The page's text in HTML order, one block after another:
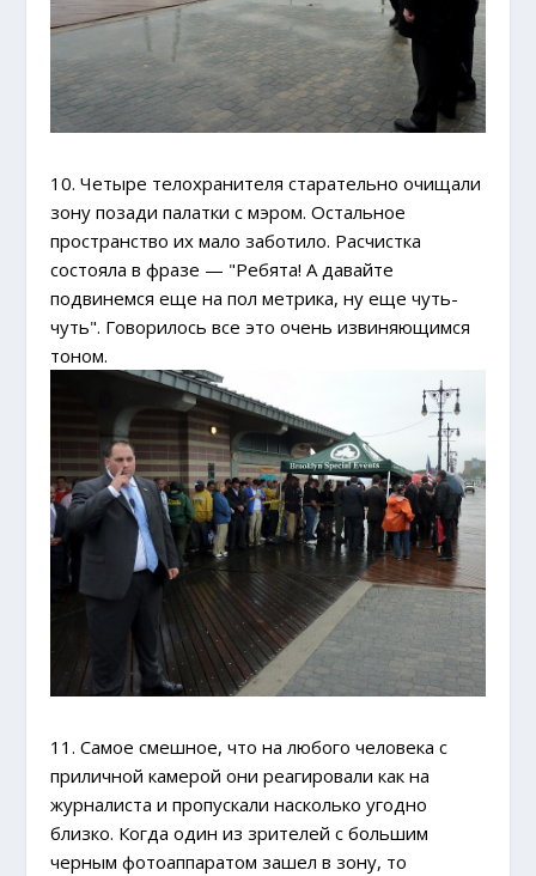
10. Четыре телохранителя старательно очищали
зону позади палатки с мэром. Остальное
пространство их мало заботило. Расчистка
состояла в фразе — "Ребята! А давайте
подвинемся еще на пол метрика, ну еще чуть-
чуть". Говорилось все это очень извиняющимся
тоном.
11. Самое смешное, что на любого человека с
приличной камерой они реагировали как на
журналиста и пропускали насколько угодно
близко. Когда один из зрителей с большим
черным фотоаппаратом зашел в зону, то